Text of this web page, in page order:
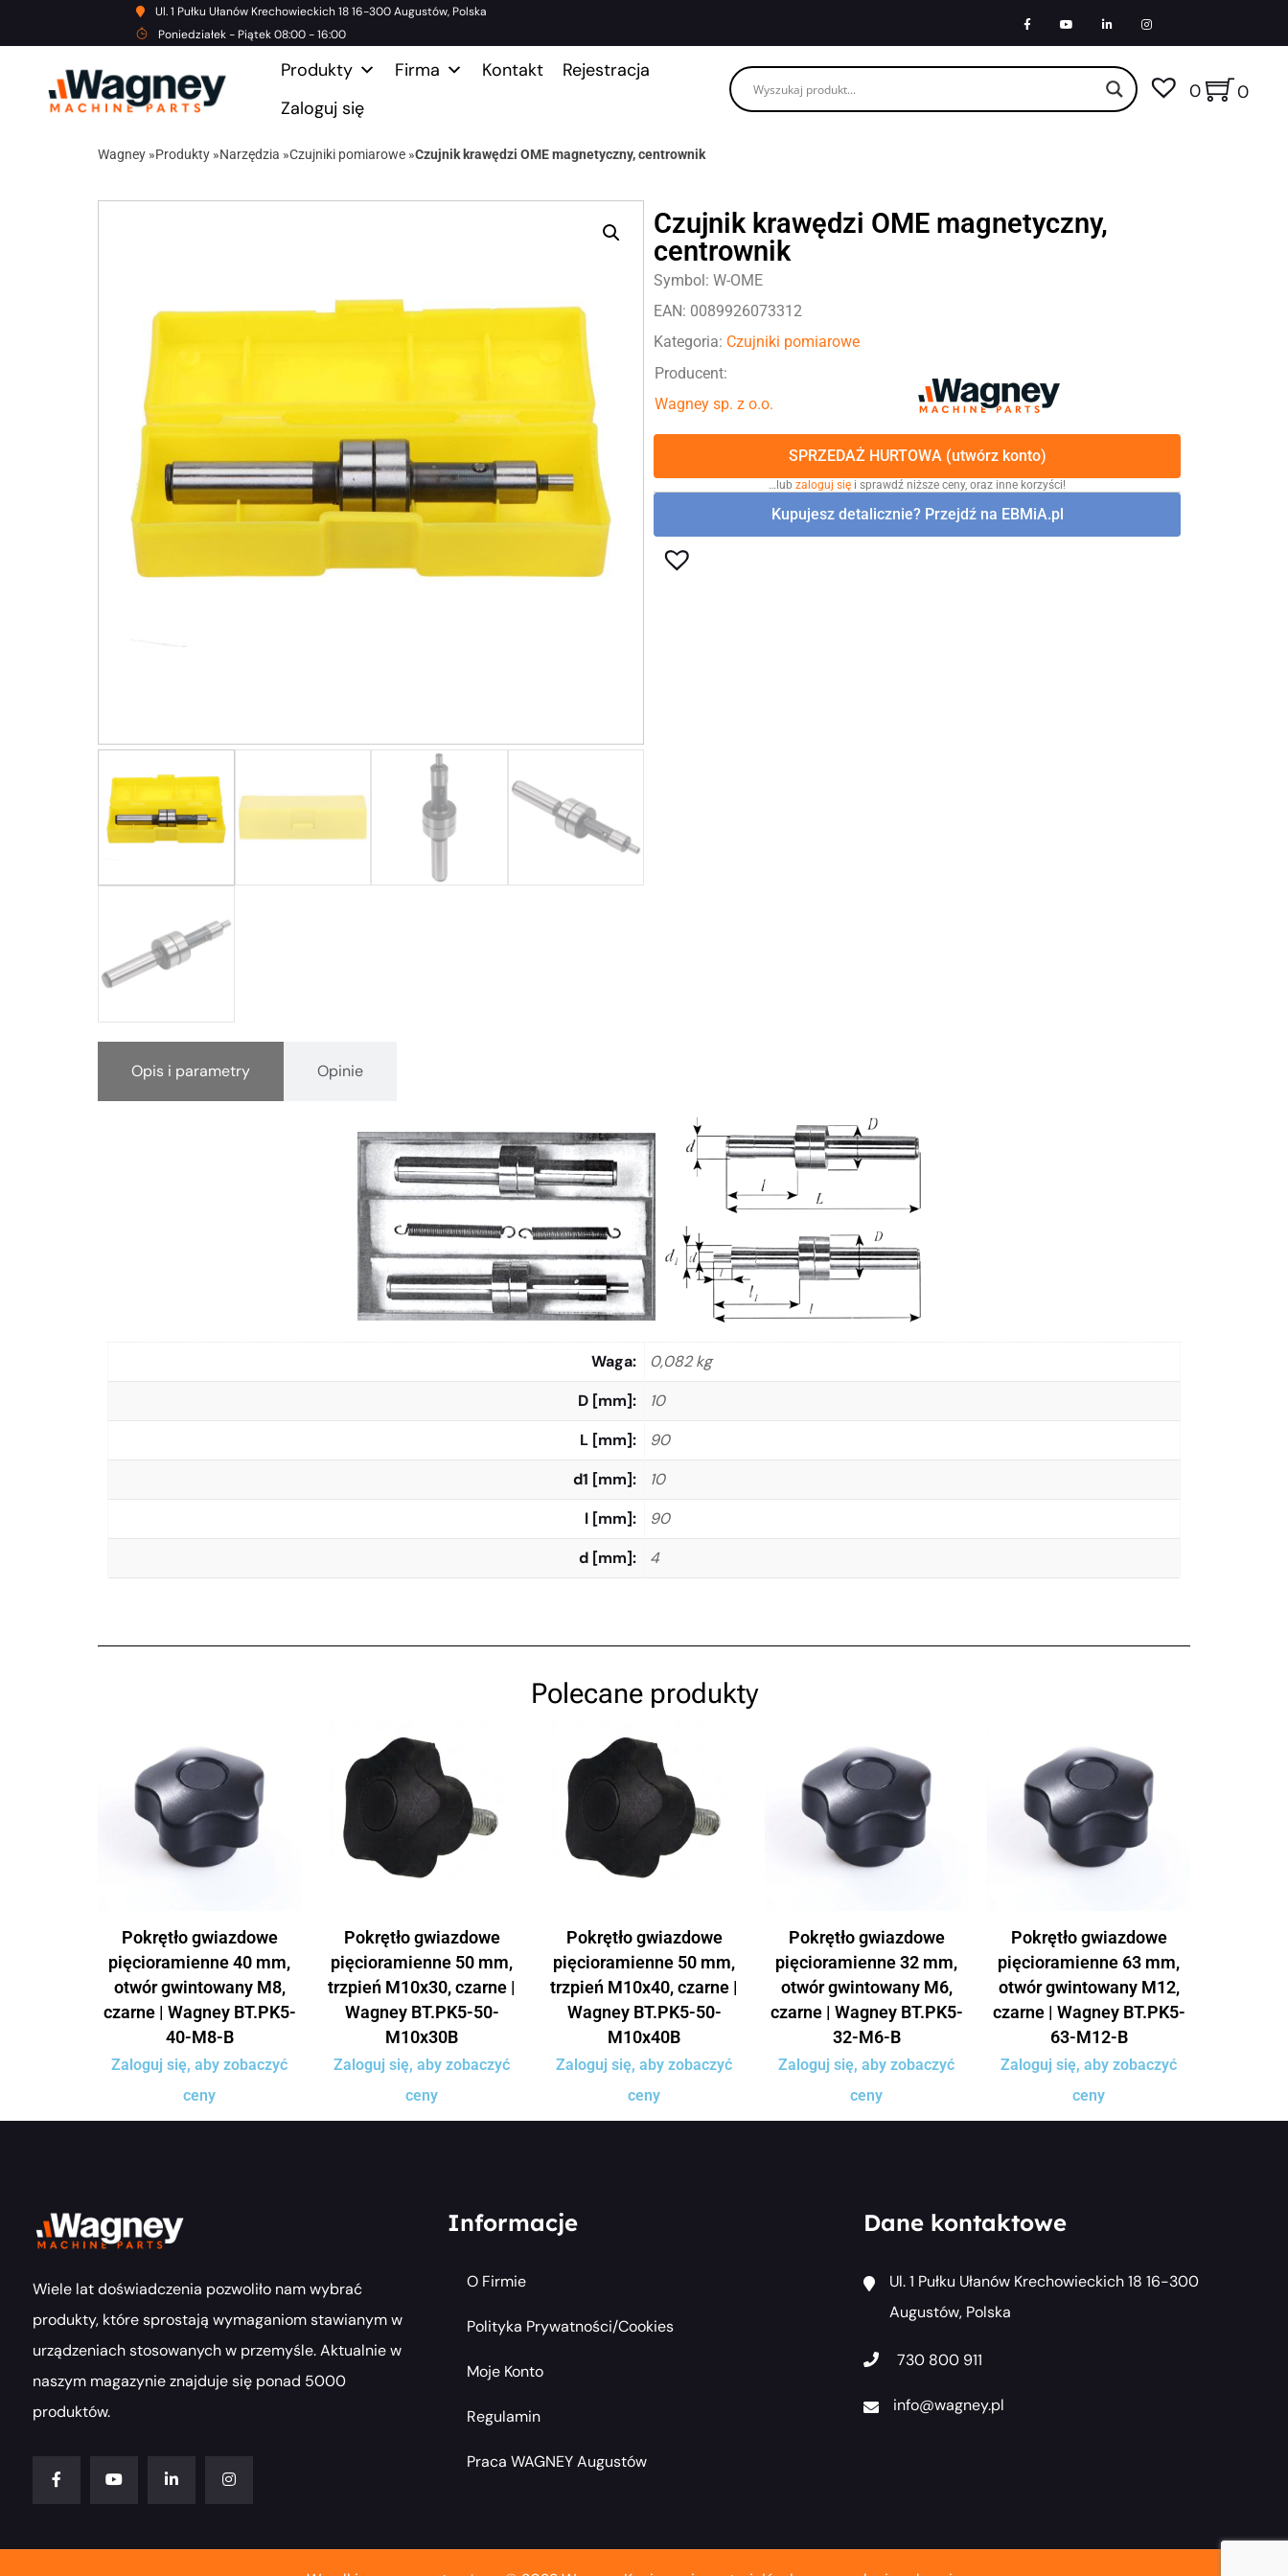
Ul. 1 Pułku Ułanów Krechowieckich 18 16-300 Augustów, Polska
Poniedziałek - Piątek 08:00 - 16:00
Produkty Firma Kontakt
Rejestracja
Zaloguj się
0 0
Wagney »Produkty »Narzędzia »Czujniki pomiarowe »Czujnik krawędzi OME magnetyczny, centrownik
Czujnik krawędzi OME magnetyczny,
centrownik
Symbol: W-OME
EAN: 0089926073312
Kategoria: Czujniki pomiarowe
Producent:
Wagney sp. z o.o.
SPRZEDAŻ HURTOWA (utwórz konto)
…lub zaloguj się i sprawdź niższe ceny, oraz inne korzyści!
Kupujesz detalicznie? Przejdź na EBMiA.pl
Opis i parametry Opinie
Waga
0,082 kg
D [mm]
10
L [mm]
90
d1 [mm]
10
l [mm]
90
d [mm]
4
Polecane produkty
Pokrętło gwiazdowe
pięcioramienne 40 mm,
otwór gwintowany M8,
czarne | Wagney BT.PK5-
40-M8-B
Zaloguj się, aby zobaczyć
ceny
Pokrętło gwiazdowe
pięcioramienne 50 mm,
trzpień M10x30, czarne |
Wagney BT.PK5-50-
M10x30B
Zaloguj się, aby zobaczyć
ceny
Pokrętło gwiazdowe
pięcioramienne 50 mm,
trzpień M10x40, czarne |
Wagney BT.PK5-50-
M10x40B
Zaloguj się, aby zobaczyć
ceny
Pokrętło gwiazdowe
pięcioramienne 32 mm,
otwór gwintowany M6,
czarne | Wagney BT.PK5-
32-M6-B
Zaloguj się, aby zobaczyć
ceny
Pokrętło gwiazdowe
pięcioramienne 63 mm,
otwór gwintowany M12,
czarne | Wagney BT.PK5-
63-M12-B
Zaloguj się, aby zobaczyć
ceny
Wiele lat doświadczenia pozwoliło nam wybrać
produkty, które sprostają wymaganiom stawianym w
urządzeniach stosowanych w przemyśle. Aktualnie w
naszym magazynie znajduje się ponad 5000
produktów.
Informacje
O Firmie
Polityka Prywatności/cookies
Moje Konto
Regulamin
Praca WAGNEY Augustów
Dane kontaktowe
Ul. 1 Pułku Ułanów Krechowieckich 18 16-300
Augustów, Polska
730 800 911
info@wagney.pl